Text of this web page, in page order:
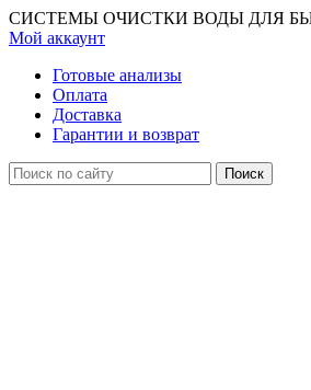
СИСТЕМЫ ОЧИСТКИ ВОДЫ ДЛЯ
Мой аккаунт
Готовые анализы
Оплата
Доставка
Гарантии и возврат
Поиск